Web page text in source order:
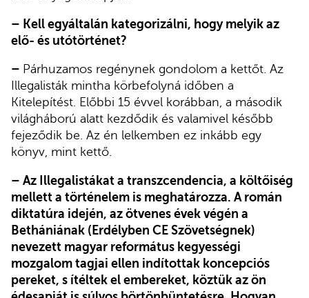
– Kell egyáltalán kategorizálni, hogy melyik az
elő- és utótörténet?
– Párhuzamos regénynek gondolom a kettőt. Az
Illegalisták mintha körbefolyná időben a
Kitelepítést. Előbbi 15 évvel korábban, a második
világháború alatt kezdődik és valamivel később
fejeződik be. Az én lelkemben ez inkább egy
könyv, mint kettő.
– Az Illegalistákat a transzcendencia, a költőiség
mellett a történelem is meghatározza. A román
diktatúra idején, az ötvenes évek végén a
Bethániának (Erdélyben CE Szövetségnek)
nevezett magyar református kegyességi
mozgalom tagjai ellen indítottak koncepciós
pereket, s ítéltek el embereket, köztük az ön